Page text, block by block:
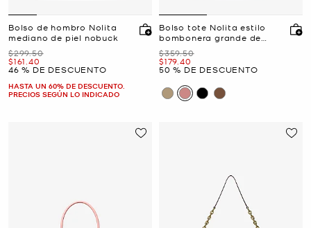
Bolso de hombro Nolita
mediano de piel nobuck
Era
$299.50
Ahora
$161.40
46 % DE DESCUENTO
HASTA UN 60% DE DESCUENTO.
PRECIOS SEGÚN LO INDICADO
Bolso tote Nolita estilo
bombonera grande de
gamuza
Era
$359.50
Ahora
$179.40
50 % DE DESCUENTO